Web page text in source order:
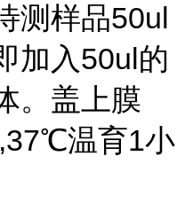
测样品50ul
加入50ul的
。盖上膜
温育1小